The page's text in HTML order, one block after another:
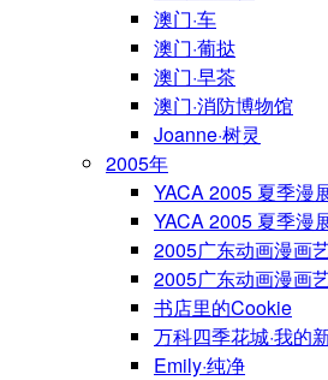
澳门·车
澳门·葡挞
澳门·早茶
澳门·消防博物馆
Joanne·树灵
2005年
YACA 2005 夏季漫
YACA 2005 夏季漫
2005广东动画漫画
2005广东动画漫画
书店里的Cookie
万科四季花城·我的
Emily·纯净